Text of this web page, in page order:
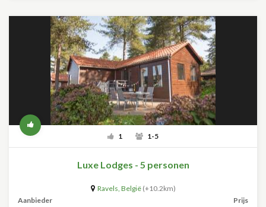
1 1-5
Luxe Lodges - 5 personen
Ravels, België (+10.2km)
Aanbieder
Prijs